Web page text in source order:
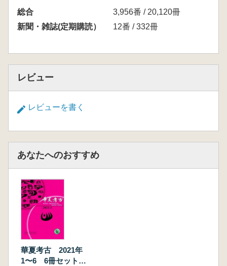
総合
3,956番 / 20,120冊
新聞・雑誌(定期購読）
12番 / 332冊
レビュー
レビューを書く
あなたへのおすすめ
華夏考古 2021年
1〜6 6冊セット